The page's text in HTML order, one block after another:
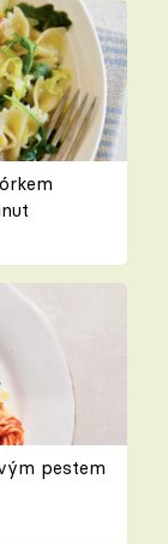
pestem